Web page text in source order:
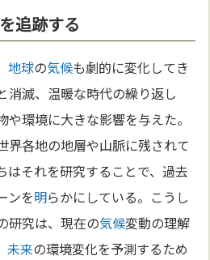
追跡する
地球の気候も劇的に変化してき
消滅、温暖な時代の繰り返し
や環境に大きな影響を与えた。
界各地の地層や山脈に残されて
はそれを研究することで、過去
ンを明らかにしている。こうし
研究は、現在の気候変動の理解
未来の環境変化を予測するため